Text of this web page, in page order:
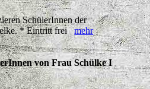
SchülerInnen der
* Eintritt freimehr
von Frau Schülke I